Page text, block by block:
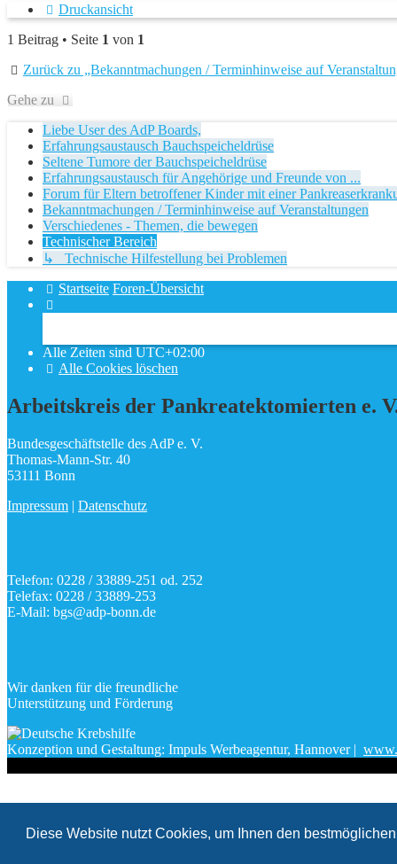
Diese Website nutzt Cookies, um Ihnen den
Druckansicht
1 Beitrag • Seite 1 von 1
Zurück zu „Bekanntmachungen / Terminhinweise auf
Gehe zu
Liebe User des AdP Boards,
Erfahrungsaustausch Bauchspeicheldrüse
Seltene Tumore der Bauchspeicheldrüse
Erfahrungsaustausch für Angehörige und Freunde von ...
Forum für Eltern betroffener Kinder mit einer
Bekanntmachungen / Terminhinweise auf Veranstaltungen
Verschiedenes - Themen, die bewegen
Technischer Bereich
↳ Technische Hilfestellung bei Problemen
Startseite Foren-Übersicht
Alle Zeiten sindUTC+02:00
Alle Cookies löschen
Arbeitskreis der Pankreatektomierten e.
Bundesgeschäftstelle des AdP e. V.
Thomas-Mann-Str. 40
53111 Bonn
Impressum | Datenschutz
Telefon: 0228 / 33889-251 od. 252
Telefax: 0228 / 33889-253
E-Mail: bgs@adp-bonn.de
Wir danken für die freundliche
Unterstützung und Förderung
Konzeption und Gestaltung: Impuls Werbeagentur, Hannover |